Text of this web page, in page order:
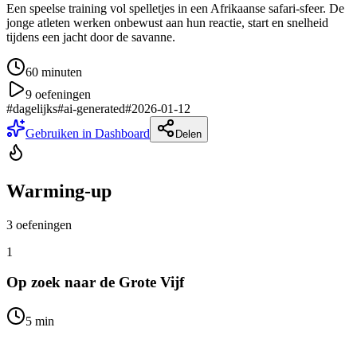
Een speelse training vol spelletjes in een Afrikaanse safari-sfeer. De
jonge atleten werken onbewust aan hun reactie, start en snelheid
tijdens een jacht door de savanne.
60 minuten
9 oefeningen
#dagelijks#ai-generated#2026-01-12
Gebruiken in Dashboard
Delen
Warming-up
3 oefeningen
1
Op zoek naar de Grote Vijf
5 min